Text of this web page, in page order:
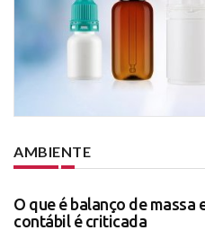
AMBIENTE
O que é balanço de massa
contábil é criticada